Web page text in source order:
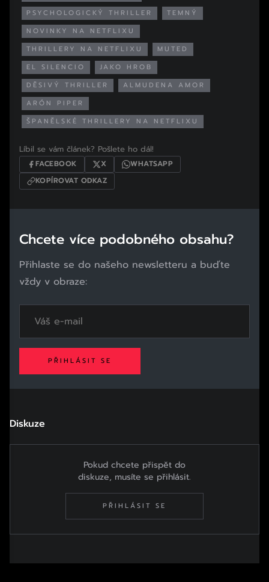
PSYCHOLOGICKÝ THRILLER
TEMNÝ
NOVINKY NA NETFLIXU
THRILLERY NA NETFLIXU
MUTED
EL SILENCIO
JAKO HROB
DĚSIVÝ THRILLER
ALMUDENA AMOR
ARÓN PIPER
ŠPANĚLSKÉ THRILLERY NA NETFLIXU
Líbil se vám článek? Pošlete ho dál!
FACEBOOK X
WHATSAPP
KOPÍROVAT ODKAZ
Chcete více podobného obsahu?
Přihlaste se do našeho newsletteru a buďte
vždy v obraze:
PŘIHLÁSIT SE
Diskuze
Pokud chcete přispět do
diskuze, musíte se přihlásit.
PŘIHLÁSIT SE